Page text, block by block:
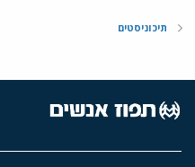
תיכוניסטים